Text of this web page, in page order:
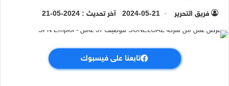
فريق التحرير 2024-05-21 آخر تحديث : 2024-05-21
تابعنا على فيسبوك